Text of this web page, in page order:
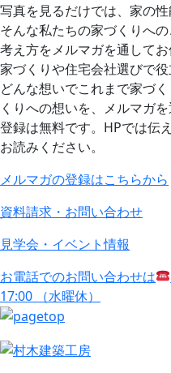
写真を見るだけでは、家の
そんな私たちの家づくりへ
考え方をメルマガを通してお
家づくりや住宅会社選びで
どんな想いでこれまで家づ
くりへの想いを、メルマガ
登録は無料です。HPでは伝
お読みください。
メルマガの登録はこちらから
資料請求・お問い合わせ
見学会・イベント情報
お電話でのお問い合わせは
17:00 （水曜休）